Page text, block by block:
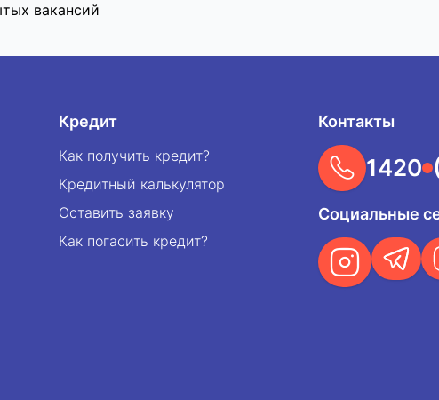
вакансий
Кредит
Как получить кредит?
Кредитный калькулятор
Оставить заявку
Как погасить кредит?
Контакты
1420
Социальные